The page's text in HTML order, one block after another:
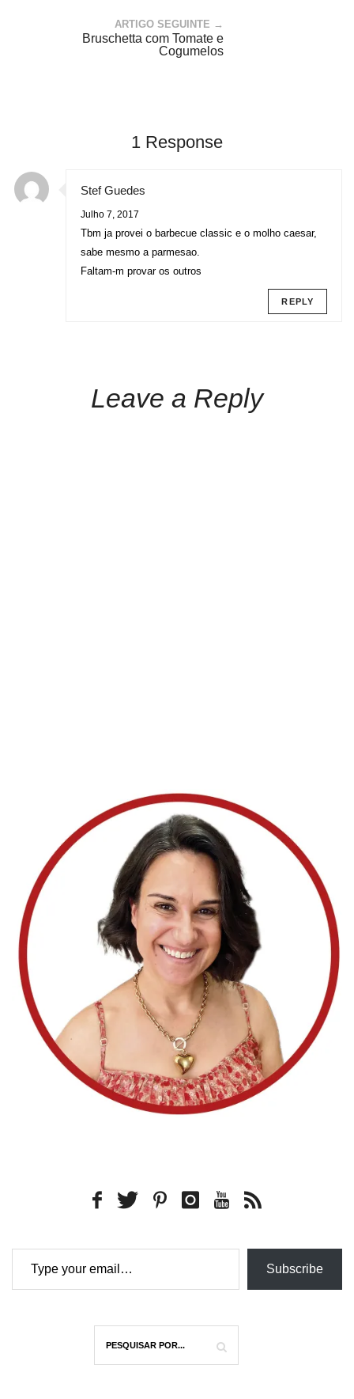
ARTIGO SEGUINTE →
Bruschetta com Tomate e
Cogumelos
1 Response
Stef Guedes
Julho 7, 2017
Tbm ja provei o barbecue classic e o molho caesar,
sabe mesmo a parmesao.
Faltam-m provar os outros
REPLY
Leave a Reply
Type your email…
Subscribe